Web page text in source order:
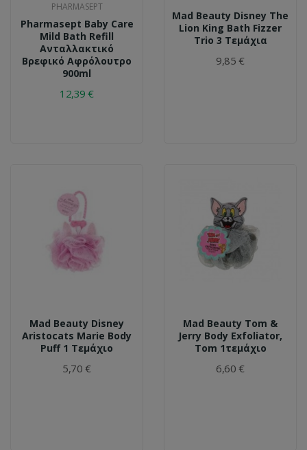
PHARMASEPT
Pharmasept Baby Care
Mild Bath Refill
Ανταλλακτικό
Βρεφικό Αφρόλουτρο
900ml
12,39 €
Mad Beauty Disney The
Lion King Bath Fizzer
Trio 3 Τεμάχια
9,85 €
Mad Beauty Disney
Aristocats Marie Body
Puff 1 Τεμάχιο
5,70 €
Mad Beauty Tom &
Jerry Body Exfoliator,
Tom 1τεμάχιο
6,60 €